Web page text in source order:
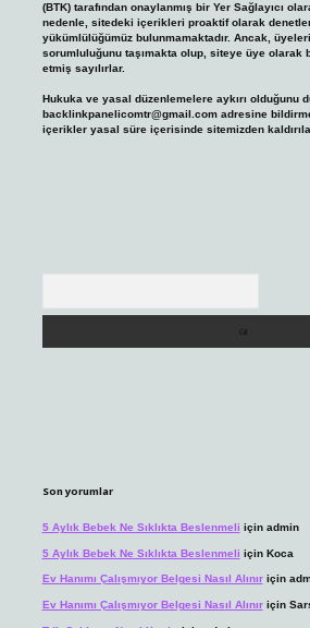
(BTK) tarafından onaylanmış bir Yer Sağlayıcı
nedenle, sitedeki içerikleri proaktif olarak
yükümlülüğümüz bulunmamaktadır. Ancak,
sorumluluğunu taşımakta olup, siteye üye olarak
etmiş sayılırlar.
Hukuka ve yasal düzenlemelere aykırı olduğunu
backlinkpanelicomtr@gmail.comadresine
içerikler yasal süre içerisinde sitemizden
Son yorumlar
5 Aylık Bebek Ne Sıklıkta Beslenmeli için admin
5 Aylık Bebek Ne Sıklıkta Beslenmeli için Koca
Ev Hanımı Çalışmıyor Belgesi Nasıl Alınıriçin
Ev Hanımı Çalışmıyor Belgesi Nasıl Alınıriçin